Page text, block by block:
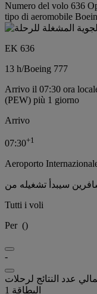
Numero del volo 636
tipo di aeromobile
EK 636
13 h/Boeing 777
Arrivo il 07:30 ora
(PEW) più 1 giorno
Arrivo
07:30+1
Aeroporto
Tutti i voli
Per ()
-
البطاقة 1